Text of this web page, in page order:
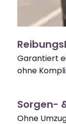
Garantiert
ohne
Sorgen-
Ohne